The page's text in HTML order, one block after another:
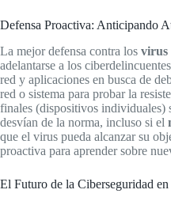
Defensa Proactiva: Anticipando
La mejor defensa contra los virus
adelantarse a los
red y aplicaciones en busca de
red o sistema para probar la
finales (dispositivos individuales)
desvían de la norma, incluso si el
que el virus pueda alcanzar su
proactiva para aprender sobre
El Futuro de la Ciberseguridad